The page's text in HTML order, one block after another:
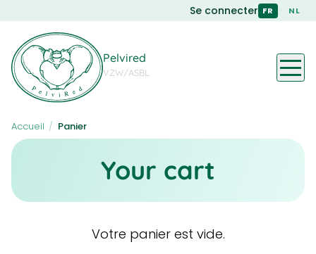
to
main
content
Se connecter FR · NL
Pelvired
VZW/ASBL
Accueil / Panier
Your cart
Votre panier est vide.